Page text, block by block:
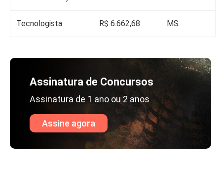
Tecnologista R$ 6.662,68 MS
Assinatura de Concursos
Assinatura de 1 ano ou 2 anos
Assine agora